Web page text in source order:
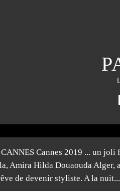
Cannes 2019 ... un
Amira Hilda Douaouda Alger,
de devenir styliste. A la nuit...